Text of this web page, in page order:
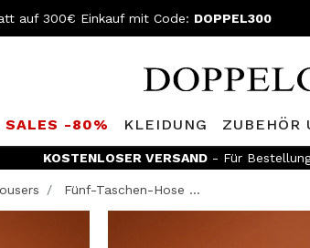
auf 300€ Einkauf mit Code: DOPPEL300
SALES -80% KLEIDUNG ZUBEHÖR
KOSTENLOSER VERSAND - Für
Fünf-Taschen-Hose ...